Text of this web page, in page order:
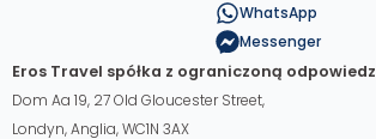
WhatsApp
Messenger
Eros Travel spółka z ograniczoną
Dom Aa 19, 27 Old Gloucester Street,
Londyn, Anglia, WC1N 3AX